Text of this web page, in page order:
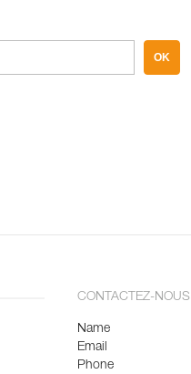
OK
CONTACTEZ-NOUS
Name
Email
Phone